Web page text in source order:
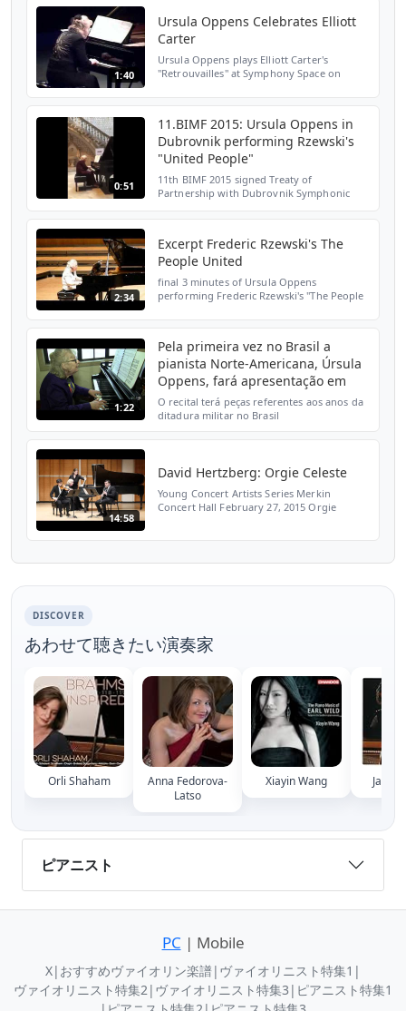
1:40
Ursula Oppens Celebrates Elliott
Carter
Ursula Oppens plays Elliott Carter's
"Retrouvailles" at Symphony Space on
0:51
11.BIMF 2015: Ursula Oppens in
Dubrovnik performing Rzewski's
"United People"
11th BIMF 2015 signed Treaty of
Partnership with Dubrovnik Symphonic
2:34
Excerpt Frederic Rzewski's The
People United
final 3 minutes of Ursula Oppens
performing Frederic Rzewski's "The People
1:22
Pela primeira vez no Brasil a
pianista Norte-Americana, Úrsula
Oppens, fará apresentação em
O recital terá peças referentes aos anos da
ditadura militar no Brasil
14:58
David Hertzberg: Orgie Celeste
Young Concert Artists Series Merkin
Concert Hall February 27, 2015 Orgie
DISCOVER
あわせて聴きたい演奏家
Orli Shaham
Anna Fedorova-
Latso
Xiayin Wang
ピアニスト
PC | Mobile
X| おすすめヴァイオリン楽譜| ヴァイオリニスト特集1 |
ヴァイオリニスト特集2| ヴァイオリニスト特集3 | ピアニスト特集1